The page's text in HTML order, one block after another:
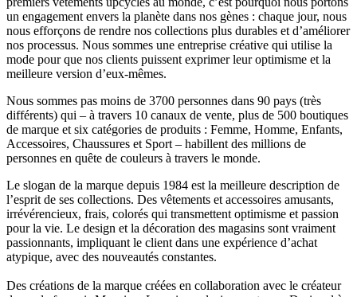
un engagement envers la planète dans nos gènes : chaque jour, nous
nous efforçons de rendre nos collections plus durables et d’améliorer
nos processus. Nous sommes une entreprise créative qui utilise la
mode pour que nos clients puissent exprimer leur optimisme et la
meilleure version d’eux-mêmes.
Nous sommes pas moins de 3700 personnes dans 90 pays (très
différents) qui – à travers 10 canaux de vente, plus de 500 boutiques
de marque et six catégories de produits : Femme, Homme, Enfants,
Accessoires, Chaussures et Sport – habillent des millions de
personnes en quête de couleurs à travers le monde.
Le slogan de la marque depuis 1984 est la meilleure description de
l’esprit de ses collections. Des vêtements et accessoires amusants,
irrévérencieux, frais, colorés qui transmettent optimisme et passion
pour la vie. Le design et la décoration des magasins sont vraiment
passionnants, impliquant le client dans une expérience d’achat
atypique, avec des nouveautés constantes.
Des créations de la marque créées en collaboration avec le créateur